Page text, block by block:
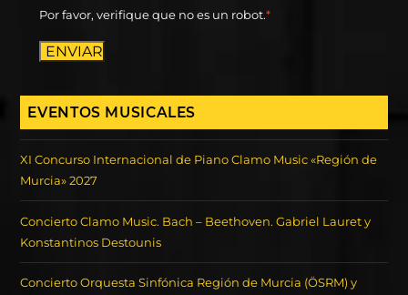
Por favor, verifique que no es un robot.*
ENVIAR
EVENTOS MUSICALES
XI Concurso Internacional de Piano Clamo Music «Región de
Murcia» 2027
Concierto Clamo Music. Bach – Beethoven. Gabriel Lauret y
Konstantinos Destounis
Concierto Orquesta Sinfónica Región de Murcia (ÖSRM) y